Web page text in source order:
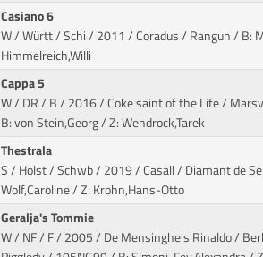
Casiano 6
W / Württ / Schi / 2011 / Coradus / Rangun/ B:
Himmelreich,Willi
Cappa 5
W / DR / B / 2016 / Coke saint of the Life /
B: von Stein,Georg / Z: Wendrock,Tarek
Thestrala
S / Holst / Schwb / 2019 / Casall / Diamant de
Wolf,Caroline / Z: Krohn,Hans-Otto
Geralja's Tommie
W / NF / F / 2005 / De Mensinghe's Rinaldo /